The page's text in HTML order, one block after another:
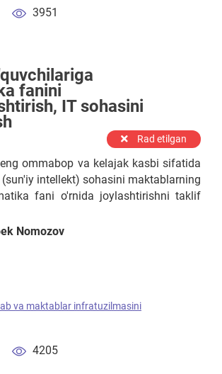
3951
fanini
IT sohasini
Rad etilgan
ommabop va kelajak kasbi sifatida
intellekt) sohasini maktablarning
fani o'rnida joylashtirishni taklif
darsligini o'qib tugatganman va
Bu esa o'quvchining o'rganishiga
IT (Sun'iy intellekt) fanini hozirgi
mos ravishda, kreativ
etish, IT sohasida ishlayman deb
o'quvchilarga keng imkonoyatlar
ko'ra ko'proq amaliy darslarni olib
muvofiqdir.
Nomozov
4205
va maktablar infratuzilmasini